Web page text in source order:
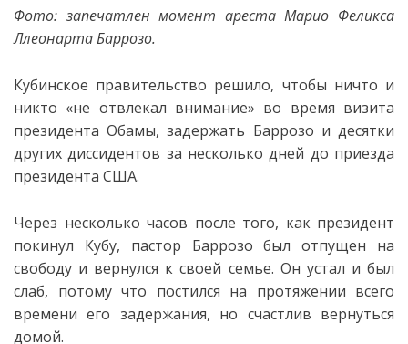
Фото: запечатлен момент ареста Марио Феликса
Ллеонарта Баррозо.
Кубинское правительство решило, чтобы ничто и
никто «не отвлекал внимание» во время визита
президента Обамы, задержать Баррозо и десятки
других диссидентов за несколько дней до приезда
президента США.
Через несколько часов после того, как президент
покинул Кубу, пастор Баррозо был отпущен на
свободу и вернулся к своей семье. Он устал и был
слаб, потому что постился на протяжении всего
времени его задержания, но счастлив вернуться
домой.